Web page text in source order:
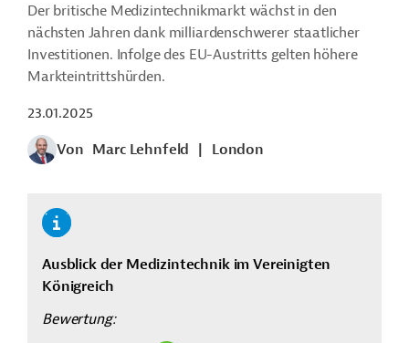
Der britische Medizintechnikmarkt wächst in den
nächsten Jahren dank milliardenschwerer staatlicher
Investitionen. Infolge des EU-Austritts gelten höhere
Markteintrittshürden.
23.01.2025
Von Marc Lehnfeld London
Ausblick der Medizintechnik im Vereinigten
Königreich
Bewertung: